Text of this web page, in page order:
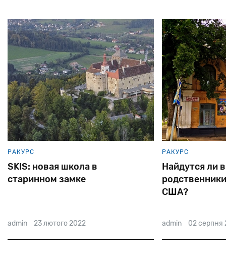
РАКУРС
Найдутся ли в Переяславе
родственники госсекретаря
admin 02 серпня 2022
РАКУРС
Владимир
еврейский
admin 17 грудня